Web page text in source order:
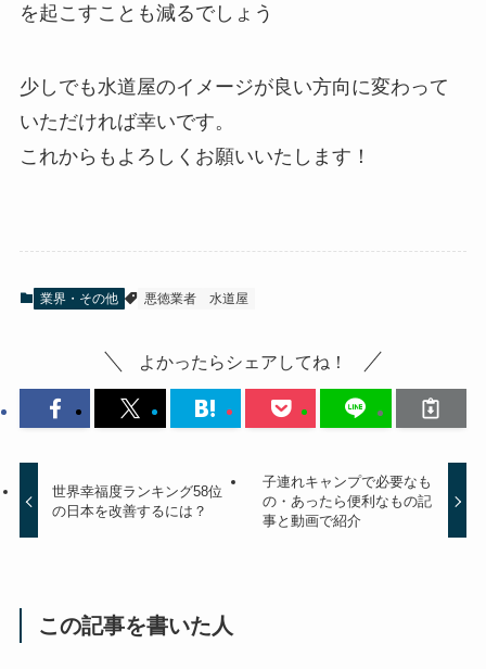
を起こすことも減るでしょう
少しでも水道屋のイメージが良い方向に変わって
いただければ幸いです。
これからもよろしくお願いいたします！
業界・その他 悪徳業者 水道屋
よかったらシェアしてね！
世界幸福度ランキング58位
の日本を改善するには？
子連れキャンプで必要なも
の・あったら便利なもの記
事と動画で紹介
この記事を書いた人